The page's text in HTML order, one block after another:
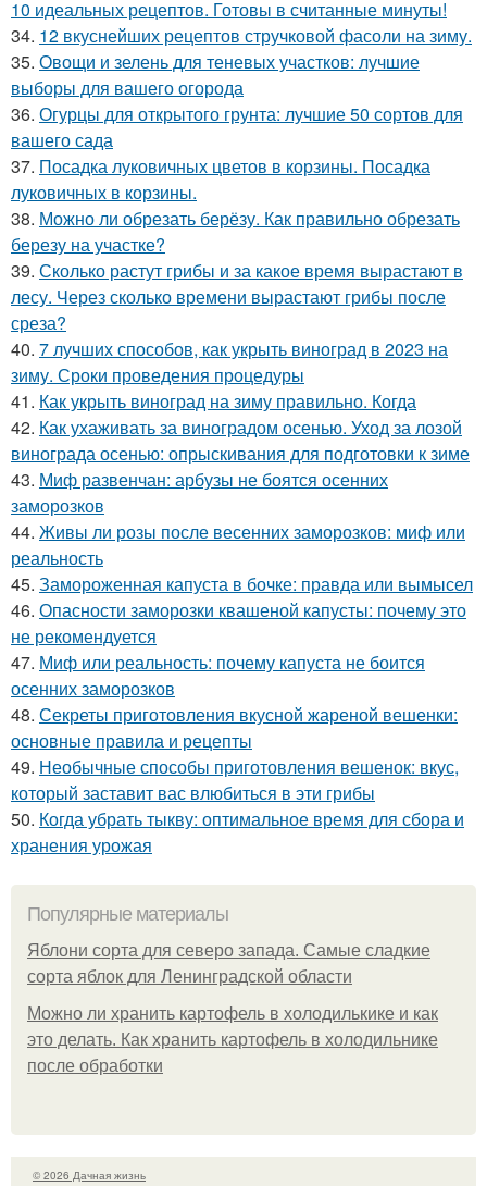
10 идеальных рецептов. Готовы в считанные минуты!
34. 12 вкуснейших рецептов стручковой фасоли на зиму.
35. Овощи и зелень для теневых участков: лучшие
выборы для вашего огорода
36. Огурцы для открытого грунта: лучшие 50 сортов для
вашего сада
37. Посадка луковичных цветов в корзины. Посадка
луковичных в корзины.
38. Можно ли обрезать берёзу. Как правильно обрезать
березу на участке?
39. Сколько растут грибы и за какое время вырастают в
лесу. Через сколько времени вырастают грибы после
среза?
40. 7 лучших способов, как укрыть виноград в 2023 на
зиму. Сроки проведения процедуры
41. Как укрыть виноград на зиму правильно. Когда
42. Как ухаживать за виноградом осенью. Уход за лозой
винограда осенью: опрыскивания для подготовки к зиме
43. Миф развенчан: арбузы не боятся осенних
заморозков
44. Живы ли розы после весенних заморозков: миф или
реальность
45. Замороженная капуста в бочке: правда или вымысел
46. Опасности заморозки квашеной капусты: почему это
не рекомендуется
47. Миф или реальность: почему капуста не боится
осенних заморозков
48. Секреты приготовления вкусной жареной вешенки:
основные правила и рецепты
49. Необычные способы приготовления вешенок: вкус,
который заставит вас влюбиться в эти грибы
50. Когда убрать тыкву: оптимальное время для сбора и
хранения урожая
Популярные материалы
Яблони сорта для северо запада. Самые сладкие
сорта яблок для Ленинградской области
Можно ли хранить картофель в холодилькике и как
это делать. Как хранить картофель в холодильнике
после обработки
© 2026 Дачная жизнь